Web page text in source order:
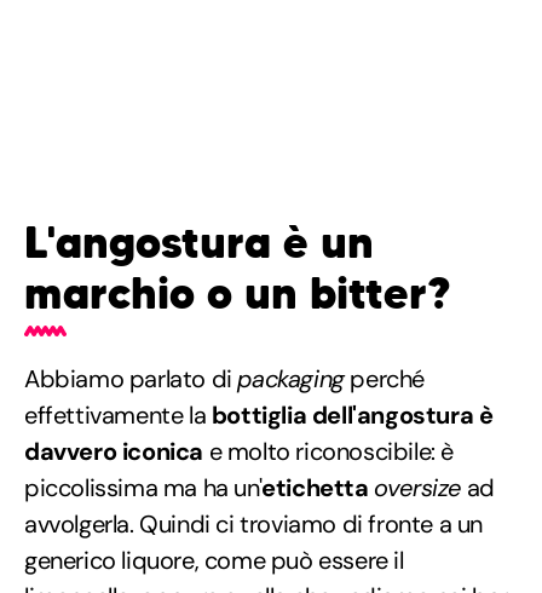
L'angostura è un
marchio o un bitter?
Abbiamo parlato dipackagingperché
effettivamente la bottiglia dell'angostura è
davvero iconica e molto riconoscibile: è
piccolissima ma ha un'etichetta oversize ad
avvolgerla. Quindi ci troviamo di fronte a un
generico liquore, come può essere il